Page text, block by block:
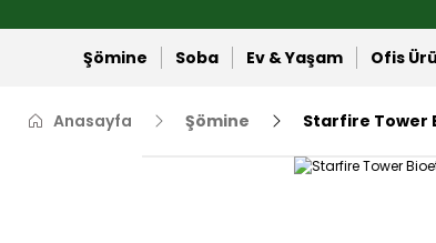
Şömine Soba Ev & Yaşam Ofis
Anasayfa Şömine Starfire Tower